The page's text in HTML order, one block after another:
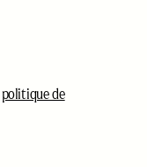
politique de